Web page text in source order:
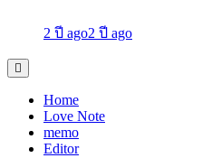
2 ปี ago2 ปี ago
Home
Love Note
memo
Editor